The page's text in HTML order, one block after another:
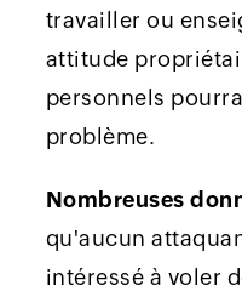
travailler ou
attitude
personnels
problème.
Nombreuses
qu'aucun
intéressé à voler